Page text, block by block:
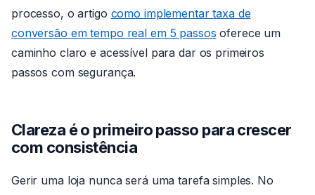
processo, o artigo como implementar taxa de
conversão em tempo real em 5 passos oferece um
caminho claro e acessível para dar os primeiros
passos com segurança.
Clareza é o primeiro passo para crescer
com consistência
Gerir uma loja nunca será uma tarefa simples. No